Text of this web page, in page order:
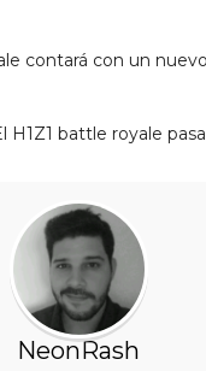
contará con un
H1Z1 battle royale
NeonRash